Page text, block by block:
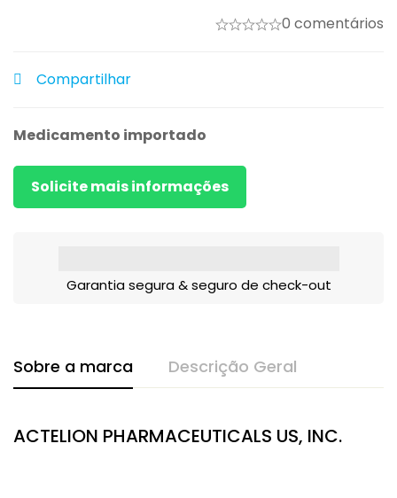
0 comentários
Compartilhar
Medicamento importado
Solicite mais informações
Garantia segura & seguro de check-out
Sobre a marca Descrição Geral
ACTELION PHARMACEUTICALS US, INC.